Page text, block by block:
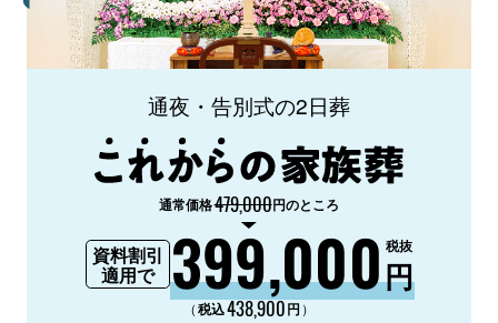
通夜・告別式の2日葬
通常価格479,000円のところ
資料割引
適用で
399,000円
税抜
（税込438,900円 ）